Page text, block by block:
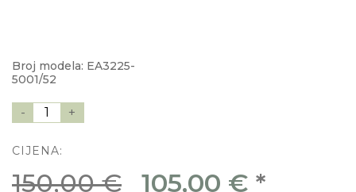
Broj modela: EA3225-
5001/52
- 1 +
CIJENA:
150,00 € 105,00 € *